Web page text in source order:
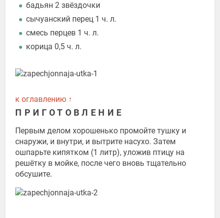
бадьян 2 звёздочки
сычуанский перец 1 ч. л.
смесь перцев 1 ч. л.
корица 0,5 ч. л.
к оглавлению ↑
ПРИГОТОВЛЕНИЕ
Первым делом хорошенько промойте тушку и
снаружи, и внутри, и вытрите насухо. Затем
ошпарьте кипятком (1 литр), уложив птицу на
решётку в мойке, после чего вновь тщательно
обсушите.